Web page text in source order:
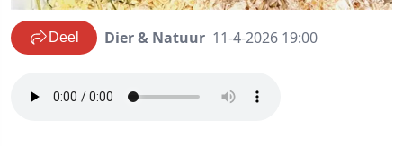
Deel Dier & Natuur 11-4-2026 19:00